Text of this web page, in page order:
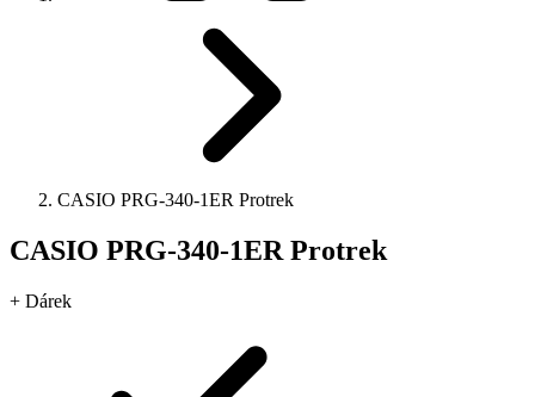
CASIO PRG-340-1ER Protrek
CASIO PRG-340-1ER Protrek
+ Dárek